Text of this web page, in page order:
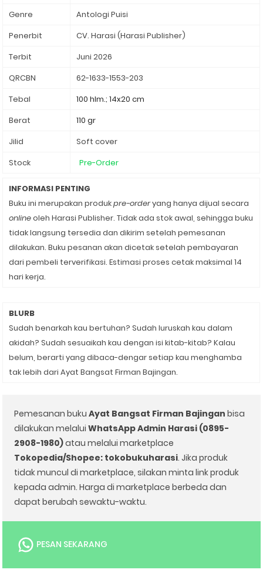
Genre
Antologi Puisi
Penerbit
CV. Harasi (Harasi Publisher)
Terbit
Juni 2026
QRCBN
62-1633-1553-203
Tebal
100 hlm.; 14x20 cm
Berat
110 gr
Jilid
Soft cover
Stock
Pre-Order
INFORMASI PENTING
Buku ini merupakan produkpre-orderyang hanya dijual secara
onlineoleh Harasi Publisher. Tidak ada stok awal, sehingga buku
tidak langsung tersedia dan dikirim setelah pemesanan
dilakukan. Buku pesanan akan dicetak setelah pembayaran
dari pembeli terverifikasi. Estimasi proses cetak maksimal 14
hari kerja.
BLURB
Sudah benarkah kau bertuhan? Sudah luruskah kau dalam
akidah? Sudah sesuaikah kau dengan isi kitab-kitab? Kalau
belum, berarti yang dibaca-dengar setiap kau menghamba
tak lebih dari Ayat Bangsat Firman Bajingan.
Pemesanan bukuAyat Bangsat Firman Bajingan bisa
dilakukan melaluiWhatsApp Admin Harasi (0895-
2908-1980)atau melalui marketplace
Tokopedia/Shopee: tokobukuharasi. Jika produk
tidak muncul di marketplace, silakan minta link produk
kepada admin. Harga di marketplace berbeda dan
dapat berubah sewaktu-waktu.
PESAN SEKARANG